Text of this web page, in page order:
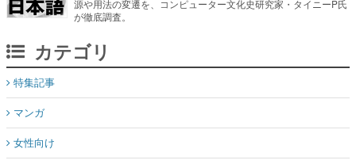
源や用法の変遷を、コンピューター文化史研究家・タイニーP氏
が徹底調査。
カテゴリ
特集記事
マンガ
女性向け